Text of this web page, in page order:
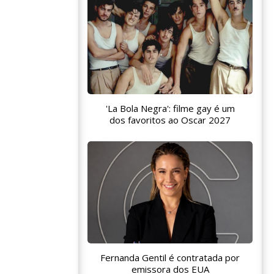
'La Bola Negra': filme gay é um
dos favoritos ao Oscar 2027
Fernanda Gentil é contratada por
emissora dos EUA